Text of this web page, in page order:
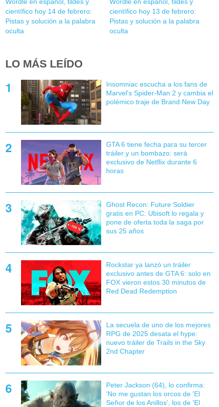
científico hoy 14 de febrero:
Pistas y solución a la palabra
oculta
científico hoy 13 de febrero:
Pistas y solución a la palabra
oculta
LO MÁS LEÍDO
Insomniac escucha a los fans de
Marvel's Spider-Man 2 y cambia el
polémico traje de Brand New Day
GTA 6 tiene fecha para su tercer
tráiler y un bombazo: será
exclusivo de Netflix durante 6
horas
Ghost Recon: Future Soldier
gratis en PC: Ubisoft lo regala y
pone de oferta toda la saga por
sus 25 años
Rockstar ya lanzó un tráiler
exclusivo antes de GTA 6: solo en
FOX vieron estos 30 minutos de
Red Dead Redemption
La secuela de uno de los mejores
RPG de 2025 desata el hype:
nuevo tráiler de Trails in the Sky
2nd Chapter
Peter Jackson (64), lo confirma:
'No me gustan los orcos de 'El
Señor de los Anillos', los de 'El